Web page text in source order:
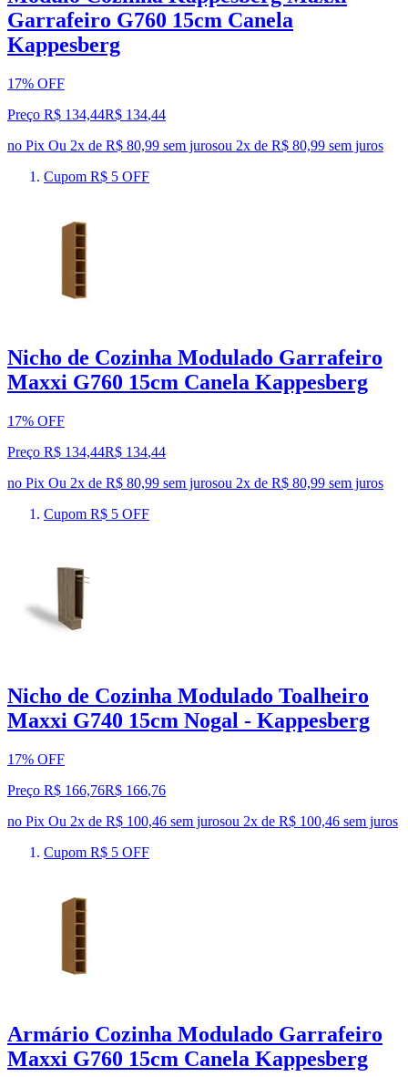
Garrafeiro G760 15cm Canela
Kappesberg
17% OFF
Preço R$ 134,44R$ 134,44
no Pix Ou 2x de R$ 80,99 sem jurosou 2x de R$ 80,99 sem juros
Cupom R$ 5 OFF
Nicho de Cozinha Modulado Garrafeiro
Maxxi G760 15cm Canela Kappesberg
17% OFF
Preço R$ 134,44R$ 134,44
no Pix Ou 2x de R$ 80,99 sem jurosou 2x de R$ 80,99 sem juros
Cupom R$ 5 OFF
Nicho de Cozinha Modulado Toalheiro
Maxxi G740 15cm Nogal - Kappesberg
17% OFF
Preço R$ 166,76R$ 166,76
no Pix Ou 2x de R$ 100,46 sem jurosou 2x de R$ 100,46 sem juros
Cupom R$ 5 OFF
Armário Cozinha Modulado Garrafeiro
Maxxi G760 15cm Canela Kappesberg